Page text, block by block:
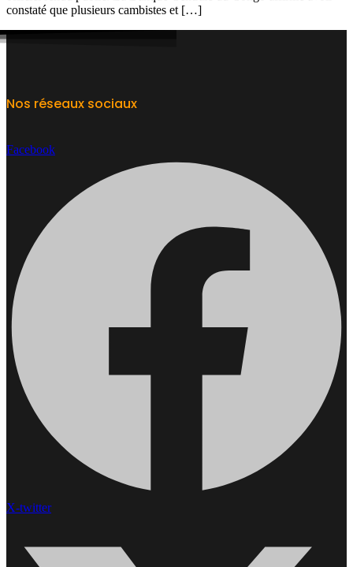
constaté que plusieurs cambistes et […]
Nos réseaux sociaux
Facebook
X-twitter